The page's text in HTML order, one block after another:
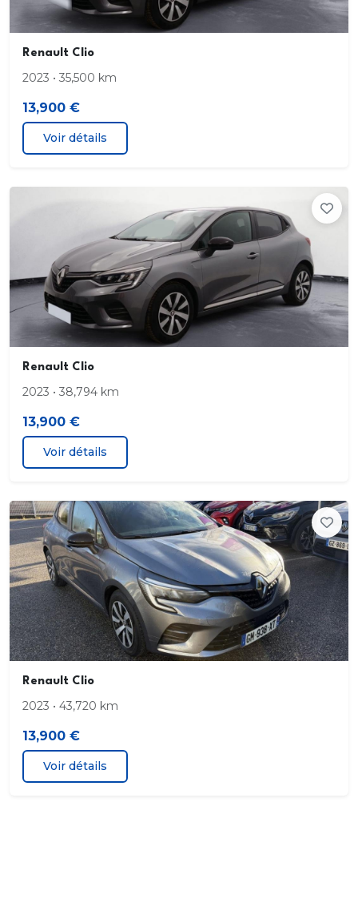
Volant cuir
Renault Clio
2023 • 35,500 km
13,900 €
Voir détails
Renault Clio
2023 • 38,794 km
13,900 €
Voir détails
Renault Clio
2023 • 43,720 km
13,900 €
Voir détails